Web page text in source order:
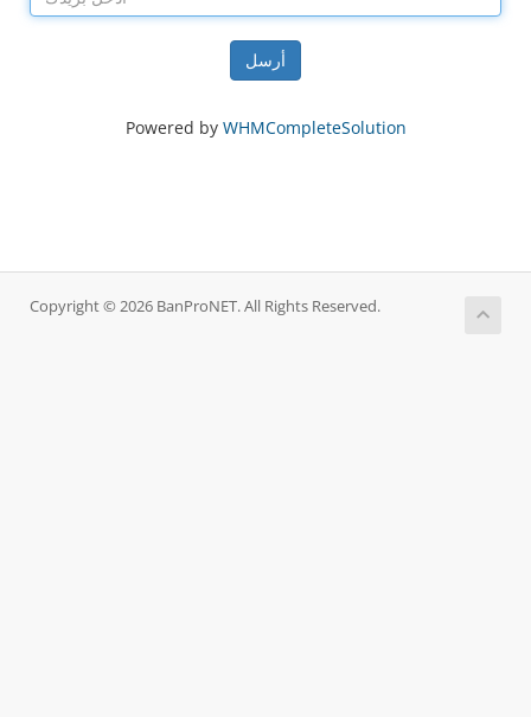
أرسل
Powered by WHMCompleteSolution
Copyright © 2026 BanProNET. All Rights Reserved.